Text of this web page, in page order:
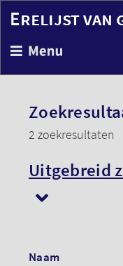
en
inhoud
Erelijst van
Zoek op naam
2 zoekresultaten
Uitgebreid
Naam